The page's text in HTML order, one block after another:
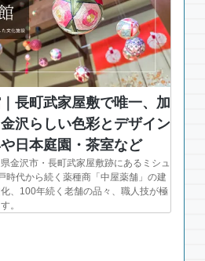
長町武家屋敷で唯一、加
沢らしい色彩とデザイン
日本庭園・茶室など
金沢市・長町武家屋敷跡にあるミシュ
時代から続く薬種商「中屋薬舗」の建
、100年続く老舗の品々、職人技が極
。